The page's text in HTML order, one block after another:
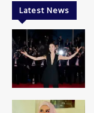
Latest News